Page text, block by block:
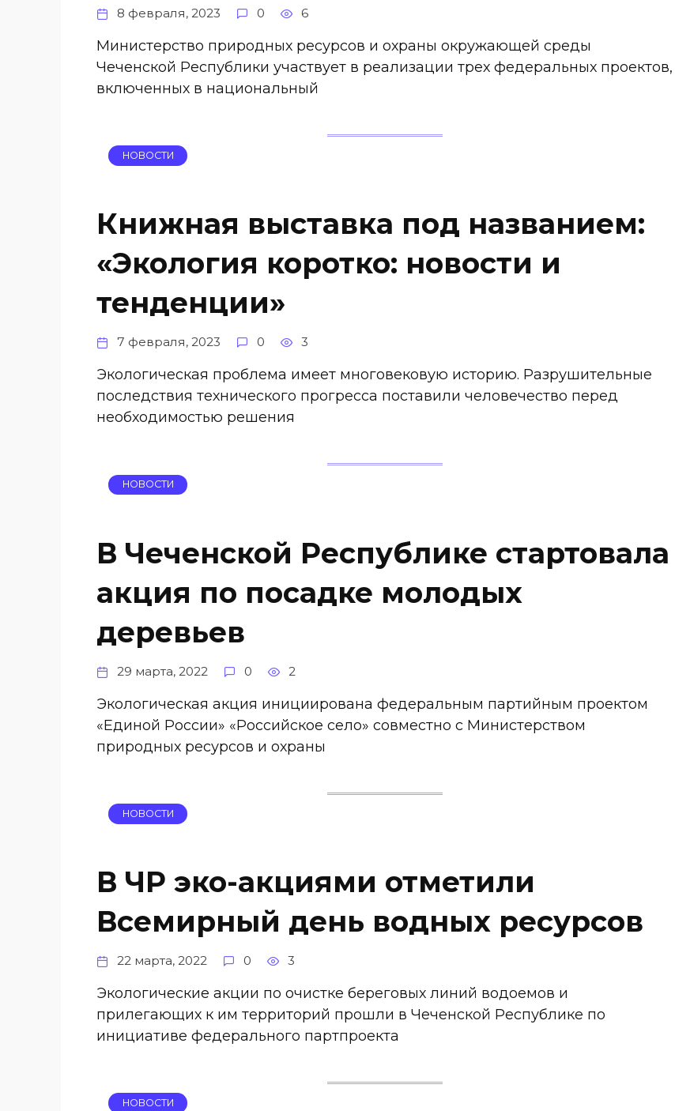
8 февраля, 2023 0 6
Министерство природных ресурсов и охраны окружающей среды
Чеченской Республики участвует в реализации трех федеральных проектов,
включенных в национальный
НОВОСТИ
Книжная выставка под названием:
«Экология коротко: новости и
тенденции»
7 февраля, 2023 0 3
Экологическая проблема имеет многовековую историю. Разрушительные
последствия технического прогресса поставили человечество перед
необходимостью решения
НОВОСТИ
В Чеченской Республике стартовала
акция по посадке молодых
деревьев
29 марта, 2022 0 2
Экологическая акция инициирована федеральным партийным проектом
«Единой России» «Российское село» совместно с Министерством
природных ресурсов и охраны
НОВОСТИ
В ЧР эко-акциями отметили
Всемирный день водных ресурсов
22 марта, 2022 0 3
Экологические акции по очистке береговых линий водоемов и
прилегающих к им территорий прошли в Чеченской Республике по
инициативе федерального партпроекта
НОВОСТИ